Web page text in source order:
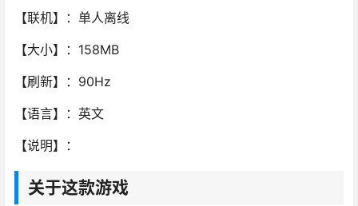
【联机】：单人离线
【大小】：158MB
【刷新】：90Hz
【语言】：英文
【说明】：
关于这款游戏